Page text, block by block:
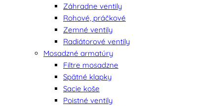
Záhradne ventily
Rohové, práčkové
Zemné ventily
Radiátorové ventily
Mosadzné armatúry
Filtre mosadzne
Spätné klapky
Sacie koše
Poistné ventily